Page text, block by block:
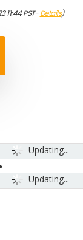
11:44 PST-Details)
Updating...
Updating...